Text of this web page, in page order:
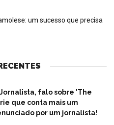
um sucesso que precisa
falo sobre 'The
que conta mais um
por um jornalista!